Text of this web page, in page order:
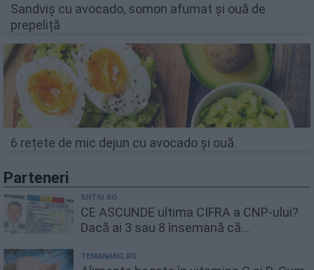
Sandviș cu avocado, somon afumat și ouă de
prepeliță
6 rețete de mic dejun cu avocado și ouă
Parteneri
SHTIU.RO
CE ASCUNDE ultima CIFRA a CNP-ului?
Dacă ai 3 sau 8 însemană că...
TEMANANC.RO